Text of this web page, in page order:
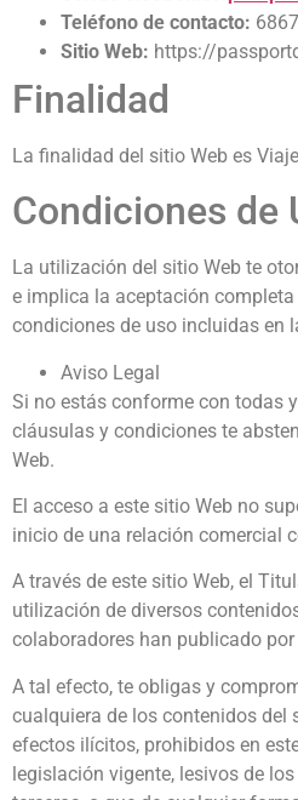
Teléfono de contacto:
Sitio Web: https://
Finalidad
La finalidad del sitio Web es
Condiciones de
La utilización del sitio Web te
e implica la aceptación
condiciones de uso incluidas en
Aviso Legal
Si no estás conforme con todas
cláusulas y condiciones te
Web.
El acceso a este sitio Web no
inicio de una relación comercial
A través de este sitio Web, el
utilización de diversos
colaboradores han publicado
A tal efecto, te obligas y
cualquiera de los contenidos del
efectos ilícitos, prohibidos en
legislación vigente, lesivos de